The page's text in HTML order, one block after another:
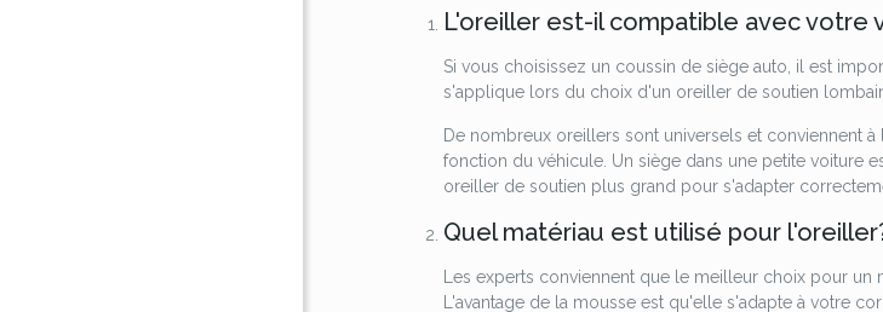
L'oreiller est-il compatible avec votre
Si vous choisissez un coussin de siège auto, il est
s'applique lors du choix d'un oreiller de soutien
De nombreux oreillers sont universels et conviennent
fonction du véhicule. Un siège dans une petite voiture
oreiller de soutien plus grand pour s'adapter
Quel matériau est utilisé pour
Les experts conviennent que le meilleur choix pour
L'avantage de la mousse est qu'elle s'adapte à votre